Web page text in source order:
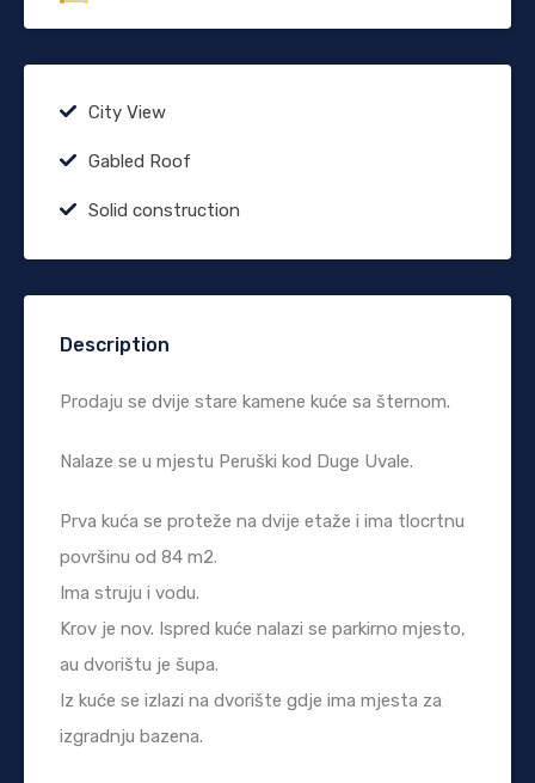
City View
Gabled Roof
Solid construction
Description
Prodaju se dvije stare kamene kuće sa šternom.
Nalaze se u mjestu Peruški kod Duge Uvale.
Prva kuća se proteže na dvije etaže i ima tlocrtnu
površinu od 84 m2.
Ima struju i vodu.
Krov je nov. Ispred kuće nalazi se parkirno mjesto,
au dvorištu je šupa.
Iz kuće se izlazi na dvorište gdje ima mjesta za
izgradnju bazena.